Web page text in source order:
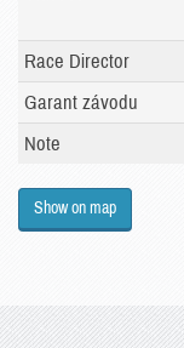
Race Director
Garant závodu
Note
Show on map